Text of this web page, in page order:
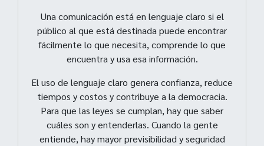
Una comunicación está en lenguaje claro si el
público al que está destinada puede encontrar
fácilmente lo que necesita, comprende lo que
encuentra y usa esa información.
El uso de lenguaje claro genera confianza, reduce
tiempos y costos y contribuye a la democracia.
Para que las leyes se cumplan, hay que saber
cuáles son y entenderlas. Cuando la gente
entiende, hay mayor previsibilidad y seguridad